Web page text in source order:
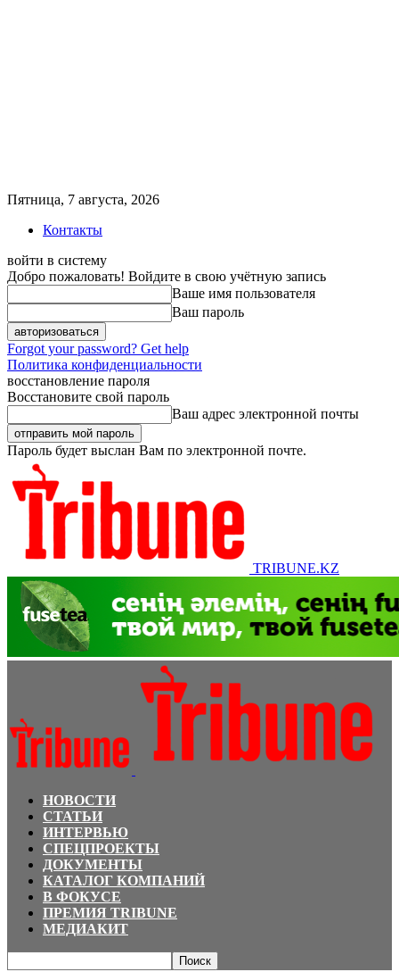
Пятница, 7 августа, 2026
Контакты
войти в систему
Добро пожаловать! Войдите в свою учётную запись
Ваше имя пользователя
Ваш пароль
Forgot your password? Get help
Политика конфиденциальности
восстановление пароля
Восстановите свой пароль
Ваш адрес электронной почты
Пароль будет выслан Вам по электронной почте.
TRIBUNE.KZ
НОВОСТИ
СТАТЬИ
ИНТЕРВЬЮ
СПЕЦПРОЕКТЫ
ДОКУМЕНТЫ
КАТАЛОГ КОМПАНИЙ
В ФОКУСЕ
ПРЕМИЯ TRIBUNE
МЕДИАКИТ